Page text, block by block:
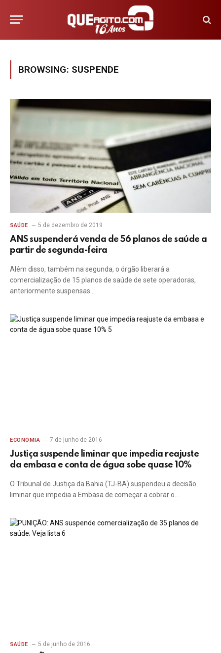
BROWSING: SUSPENDE
SAÚDE 5 de dezembro de 2019
ANS suspenderá venda de 56 planos de saúde a
partir de segunda-feira
Além disso, também na segunda, o órgão liberará a
comercialização de 15 planos de saúde de sete operadoras,
anteriormente suspensas…
ECONOMIA 7 de junho de 2016
Justiça suspende liminar que impedia reajuste
da embasa e conta de água sobe quase 10%
O Tribunal de Justiça da Bahia (TJ-BA) suspendeu a decisão
liminar que impedia a Embasa de começar a cobrar o…
SAÚDE 5 de junho de 2016